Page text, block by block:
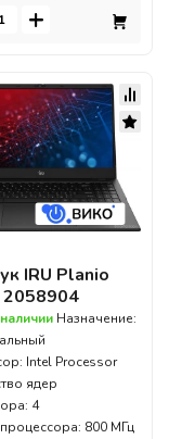
+
IRU Planio
2058904
Назначение:
Intel Processor
ядер
4
процессора: 800 МГц